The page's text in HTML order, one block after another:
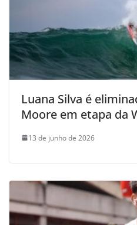
Luana Silva é
Moore em etapa da
13 de junho de 2026